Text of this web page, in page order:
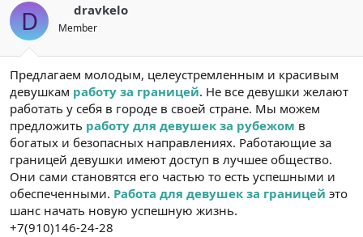
D dravkelo
Member
Предлагаем молодым, целеустремленным и красивым
девушкам работу за границей. Не все девушки желают
работать у себя в городе в своей стране. Мы можем
предложить работу для девушек за рубежом в
богатых и безопасных направлениях. Работающие за
границей девушки имеют доступ в лучшее общество.
Они сами становятся его частью то есть успешными и
обеспеченными. Работа для девушек за границей это
шанс начать новую успешную жизнь.
+7(910)146-24-28